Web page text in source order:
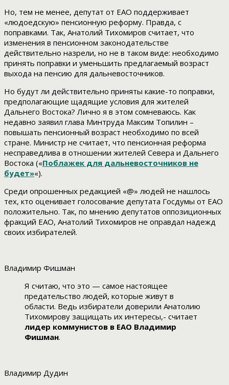
Но, тем не менее, депутат от ЕАО поддерживает
«людоедскую» пенсионную реформу. Правда, с
поправками. Так, Анатолий Тихомиров считает, что
изменения в пенсионном законодательстве
действительно назрели, но не в таком виде: необходимо
принять поправки и уменьшить предлагаемый возраст
выхода на пенсию для дальневосточников.
Но будут ли действительно приняты какие-то поправки,
предполагающие щадящие условия для жителей
Дальнего Востока? Лично я в этом сомневаюсь. Как
недавно заявил глава Минтруда Максим Топилин –
повышать пенсионный возраст необходимо по всей
стране. Министр не считает, что пенсионная реформа
несправедлива в отношении жителей Севера и Дальнего
Востока («Поблажек для дальневосточников не
будет»«).
Среди опрошенных редакцией «@» людей не нашлось
тех, кто оценивает голосование депутата Госдумы от ЕАО
положительно. Так, по мнению депутатов оппозиционных
фракций ЕАО, Анатолий Тихомиров не оправдал надежд
своих избирателей.
Владимир Фишман
Я считаю, что это — самое настоящее
предательство людей, которые живут в
области. Ведь избиратели доверили Анатолию
Тихомирову защищать их интересы,- считает
лидер коммунистов в ЕАО Владимир
Фишман.
Владимир Дудин